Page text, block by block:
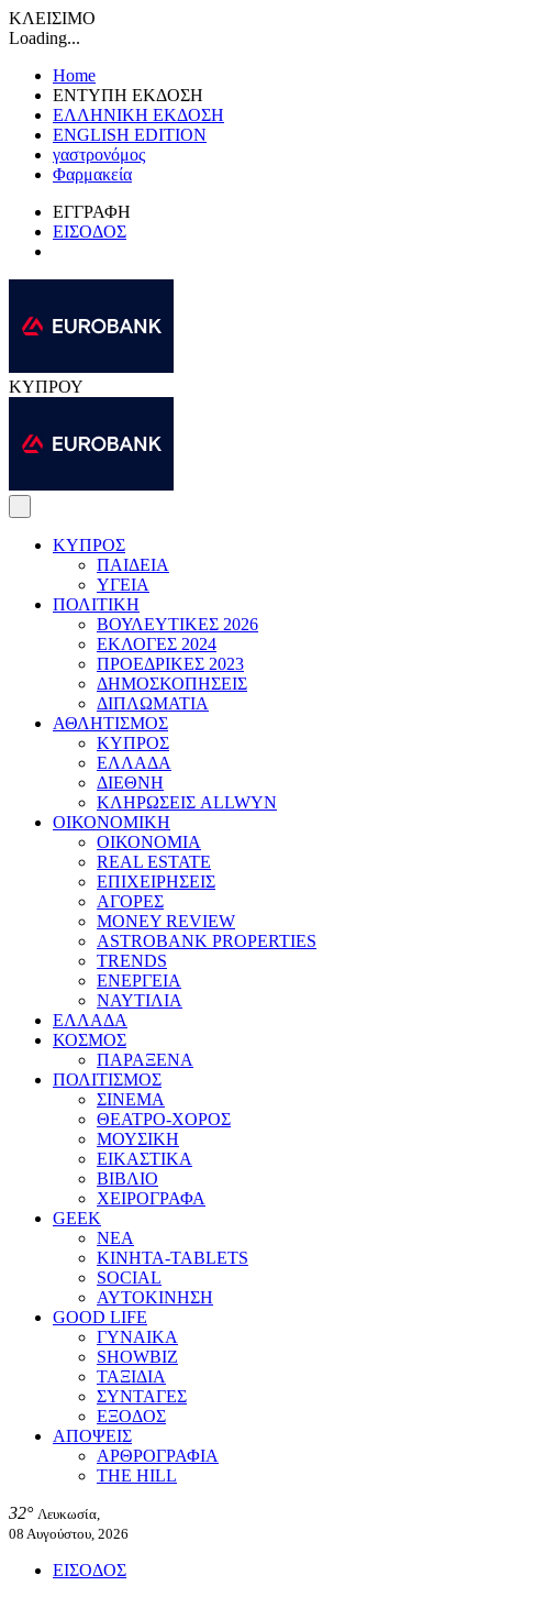
ΚΛΕΙΣΙΜΟ
Loading...
Home
ΕΝΤΥΠΗ ΕΚΔΟΣΗ
ΕΛΛΗΝΙΚΗ ΕΚΔΟΣΗ
ENGLISH EDITION
γαστρονόμος
Φαρμακεία
ΕΓΓΡΑΦΗ
ΕΙΣΟΔΟΣ
ΚΥΠΡΟΥ
ΚΥΠΡΟΣ
ΠΑΙΔΕΙΑ
ΥΓΕΙΑ
ΠΟΛΙΤΙΚΗ
ΒΟΥΛΕΥΤΙΚΕΣ 2026
ΕΚΛΟΓΕΣ 2024
ΠΡΟΕΔΡΙΚΕΣ 2023
ΔΗΜΟΣΚΟΠΗΣΕΙΣ
ΔΙΠΛΩΜΑΤΙΑ
ΑΘΛΗΤΙΣΜΟΣ
ΚΥΠΡΟΣ
ΕΛΛΑΔΑ
ΔΙΕΘΝΗ
ΚΛΗΡΩΣΕΙΣ ALLWYN
ΟΙΚΟΝΟΜΙΚΗ
ΟΙΚΟΝΟΜΙΑ
REAL ESTATE
ΕΠΙΧΕΙΡΗΣΕΙΣ
ΑΓΟΡΕΣ
MONEY REVIEW
ASTROBANK PROPERTIES
TRENDS
ΕΝΕΡΓΕΙΑ
ΝΑΥΤΙΛΙΑ
ΕΛΛΑΔΑ
ΚΟΣΜΟΣ
ΠΑΡΑΞΕΝΑ
ΠΟΛΙΤΙΣΜΟΣ
ΣΙΝΕΜΑ
ΘΕΑΤΡΟ-ΧΟΡΟΣ
ΜΟΥΣΙΚΗ
ΕΙΚΑΣΤΙΚΑ
ΒΙΒΛΙΟ
ΧΕΙΡΟΓΡΑΦΑ
GEEK
ΝΕΑ
ΚΙΝΗΤΑ-TABLETS
SOCIAL
ΑΥΤΟΚΙΝΗΣΗ
GOOD LIFE
ΓΥΝΑΙΚΑ
SHOWBIZ
ΤΑΞΙΔΙΑ
ΣΥΝΤΑΓΕΣ
ΕΞΟΔΟΣ
ΑΠΟΨΕΙΣ
ΑΡΘΡΟΓΡΑΦΙΑ
THE HILL
32° Λευκωσία,
08 Αυγούστου, 2026
ΕΙΣΟΔΟΣ